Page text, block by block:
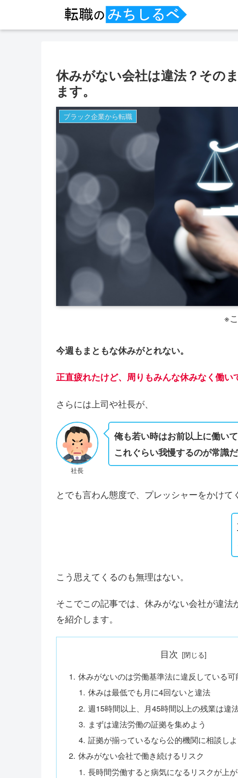
休みがない会社は違法？その
ます。
ブラック企業から転職
※
今週もまともな休みがとれない。
正直疲れたけど、周りもみんな休みなく働い
さらには上司や社長が、
社長
俺も若い時はお前以上に働いて
これぐらい我慢するのが常識だ
とでも言わん態度で、プレッシャーをかけて
こう思えてくるのも無理はない。
そこでこの記事では、休みがない会社が違
を紹介します。
目次
休みがないのは労働基準法に違反している
休みは最低でも月に4回ないと違法
週15時間以上、月45時間以上の残業は違
まずは違法労働の証拠を集めよう
証拠が揃っているなら公的機関に相談しよ
休みがない会社で働き続けるリスク
長時間労働すると病気になるリスクが上